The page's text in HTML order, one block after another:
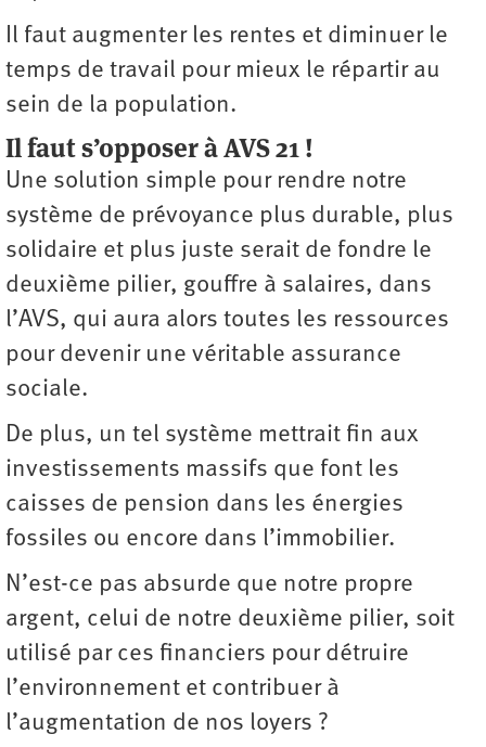
Il faut augmenter les rentes et diminuer le
temps de travail pour mieux le répartir au
sein de la population.
Il faut s’opposer à AVS 21 !
Une solution simple pour rendre notre
système de prévoyance plus durable, plus
solidaire et plus juste serait de fondre le
deuxième pilier, gouffre à salaires, dans
l’AVS, qui aura alors toutes les ressources
pour devenir une véritable assurance
sociale.
De plus, un tel système mettrait fin aux
investissements massifs que font les
caisses de pension dans les énergies
fossiles ou encore dans l’immobilier.
N’est-ce pas absurde que notre propre
argent, celui de notre deuxième pilier, soit
utilisé par ces financiers pour détruire
l’environnement et contribuer à
l’augmentation de nos loyers ?